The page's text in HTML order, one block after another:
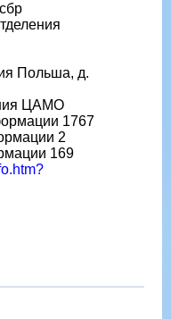
Польша, д.
ЦАМО
1767
2
169